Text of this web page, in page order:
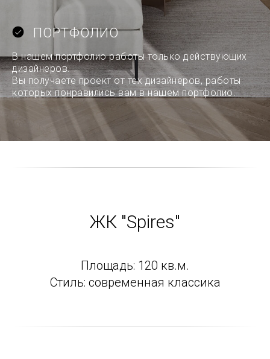
ПОРТФОЛИО
В нашем портфолио работы только действующих
дизайнеров.
Вы получаете проект от тех дизайнеров, работы
которых понравились вам в нашем портфолио.
ЖК "Spires"
Площадь: 120 кв.м.
Стиль: современная классика